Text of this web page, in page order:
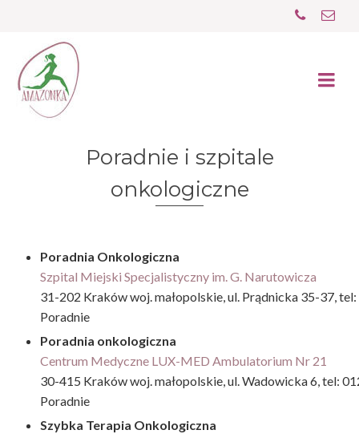
Poradnie i szpitale
onkologiczne
Poradnia Onkologiczna
Szpital Miejski Specjalistyczny im. G. Narutowicza
31-202 Kraków woj. małopolskie, ul. Prądnicka 35-37,
Poradnie
Poradnia onkologiczna
Centrum Medyczne LUX-MED Ambulatorium Nr 21
30-415 Kraków woj. małopolskie, ul. Wadowicka 6, tel:
Poradnie
Szybka Terapia Onkologiczna